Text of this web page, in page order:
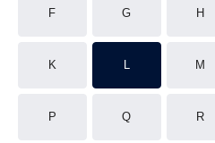
F G H
K L M
P Q R